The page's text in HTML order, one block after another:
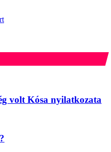
volt Kósa nyilatkozata